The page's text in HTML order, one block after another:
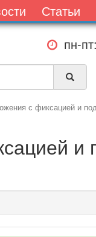
Статьи
пн-
с фиксацией и
и